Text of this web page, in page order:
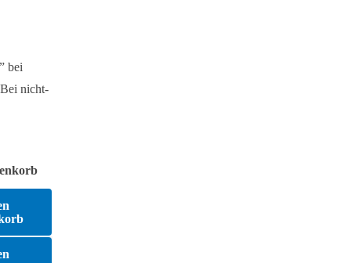
bei
nicht-